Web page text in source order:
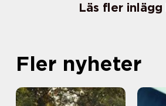
Läs fler inlägg
Fler nyheter